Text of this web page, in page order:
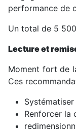
performance de
Un total de 5
Lecture et
Moment fort de
Ces
Renforcer la